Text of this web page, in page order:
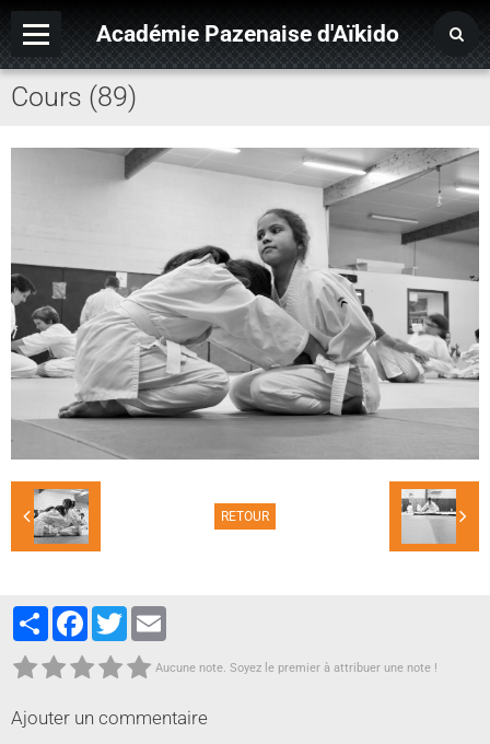
Académie Pazenaise d'Aïkido
Contact
Cours (89)
RETOUR
PartagerFacebook
Twitter
Aucune note. Soyez le premier à attribuer une note !
Ajouter un commentaire